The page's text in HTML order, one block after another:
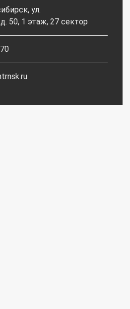
ул.
50, 1 этаж, 27 сектор